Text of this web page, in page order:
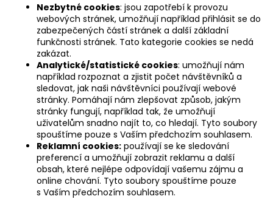
Nezbytné cookies: jsou zapotřebí k provozu
webových stránek, umožňují například přihlásit se do
zabezpečených částí stránek a další základní
funkčnosti stránek. Tato kategorie cookies se nedá
zakázat.
Analytické/statistické cookies: umožňují nám
například rozpoznat a zjistit počet návštěvníků a
sledovat, jak naši návštěvníci používají webové
stránky. Pomáhají nám zlepšovat způsob, jakým
stránky fungují, například tak, že umožňují
uživatelům snadno najít to, co hledají. Tyto soubory
spouštíme pouze s Vaším předchozím souhlasem.
Reklamní cookies: používají se ke sledování
preferencí a umožňují zobrazit reklamu a další
obsah, které nejlépe odpovídají vašemu zájmu a
online chování. Tyto soubory spouštíme pouze
s Vaším předchozím souhlasem.